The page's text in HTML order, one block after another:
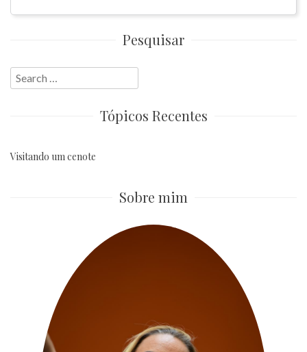
Pesquisar
Search
for:
Tópicos Recentes
Visitando um cenote
Sobre mim